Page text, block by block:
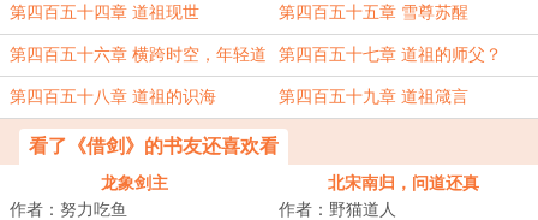
第四百五十四章 道祖现世 第四百五十五章 雪尊苏醒
第四百五十六章 横跨时空，年轻道
祖
第四百五十七章 道祖的师父？
第四百五十八章 道祖的识海 第四百五十九章 道祖箴言
看了《借剑》的书友还喜欢看
龙象剑主
作者：努力吃鱼
北宋南归，问道还真
作者：野猫道人